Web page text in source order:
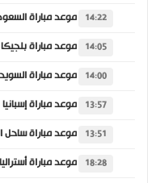
14:22
14:05
14:00
13:57
13:51
18:28